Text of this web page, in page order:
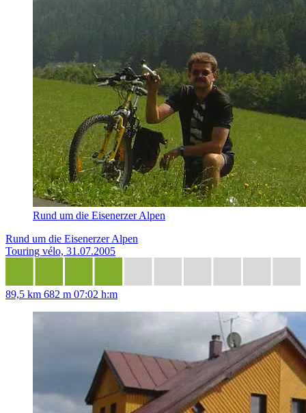
Rund um die Eisenerzer Alpen
Rund um die Eisenerzer Alpen
Touring vélo, 31.07.2005
89,5 km 682 m 07:02 h:m